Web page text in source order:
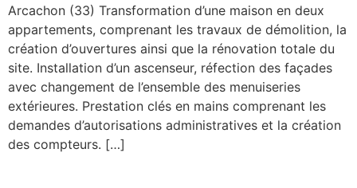
Arcachon (33) Transformation d’une maison en deux
appartements, comprenant les travaux de démolition, la
création d’ouvertures ainsi que la rénovation totale du
site. Installation d’un ascenseur, réfection des façades
avec changement de l’ensemble des menuiseries
extérieures. Prestation clés en mains comprenant les
demandes d’autorisations administratives et la création
des compteurs. […]